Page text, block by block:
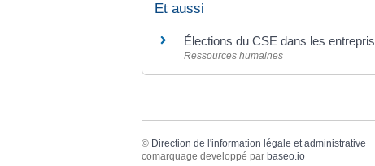
Et aussi
Élections du CSE dans les
Ressources humaines
© Direction de l'information légale et administrative
comarquage developpé parbaseo.io